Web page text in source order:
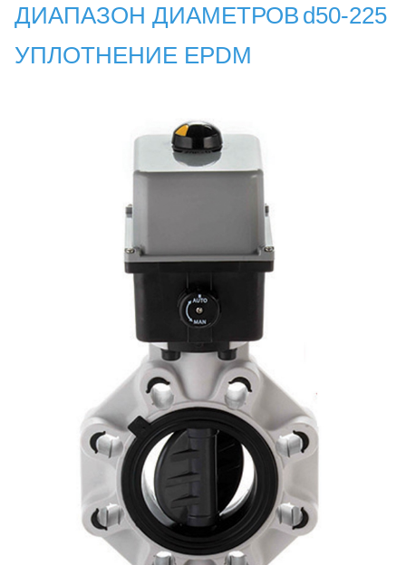
ДИАПАЗОН ДИАМЕТРОВ d50-225
УПЛОТНЕНИЕ EPDM